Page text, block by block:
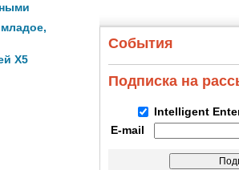
X5
События
Подписка на
Intelligent
E-mail